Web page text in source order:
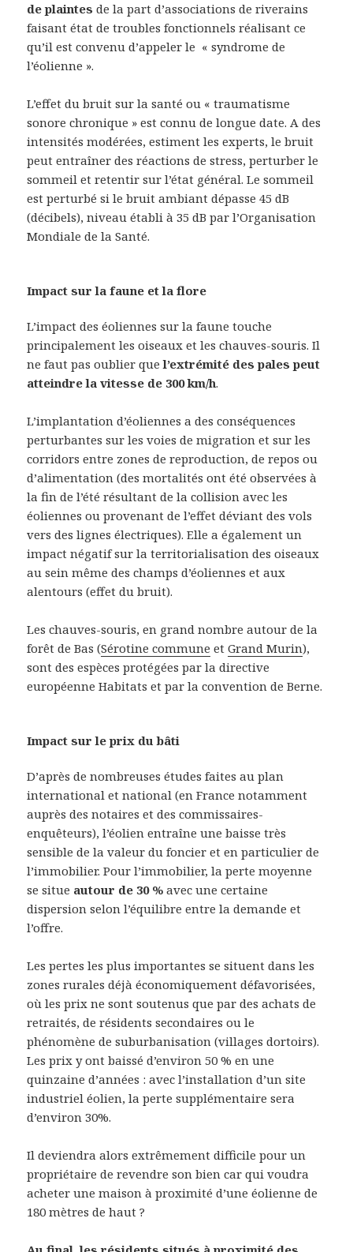
de plaintes de la part d’associations de riverains
faisant état de troubles fonctionnels réalisant ce
qu’il est convenu d’appeler le « syndrome de
l’éolienne ».
L’effet du bruit sur la santé ou « traumatisme
sonore chronique » est connu de longue date. A des
intensités modérées, estiment les experts, le bruit
peut entraîner des réactions de stress, perturber le
sommeil et retentir sur l’état général. Le sommeil
est perturbé si le bruit ambiant dépasse 45 dB
(décibels), niveau établi à 35 dB par l’Organisation
Mondiale de la Santé.
Impact sur la faune et la flore
L’impact des éoliennes sur la faune touche
principalement les oiseaux et les chauves-souris. Il
ne faut pas oublier quel’extrémité des pales peut
atteindre la vitesse de 300 km/h.
L’implantation d’éoliennes a des conséquences
perturbantes sur les voies de migration et sur les
corridors entre zones de reproduction, de repos ou
d’alimentation (des mortalités ont été observées à
la fin de l’été résultant de la collision avec les
éoliennes ou provenant de l’effet déviant des vols
vers des lignes électriques). Elle a également un
impact négatif sur la territorialisation des oiseaux
au sein même des champs d’éoliennes et aux
alentours (effet du bruit).
Les chauves-souris, en grand nombre autour de la
forêt de Bas (Sérotine commune etGrand Murin),
sont des espèces protégées par la directive
européenne Habitats et par la convention de Berne.
Impact sur le prix du bâti
D’après de nombreuses études faites au plan
international et national (en France notamment
auprès des notaires et des commissaires-
enquêteurs), l’éolien entraîne une baisse très
sensible de la valeur du foncier et en particulier de
l’immobilier. Pour l’immobilier, la perte moyenne
se situe autour de 30 % avec une certaine
dispersion selon l’équilibre entre la demande et
l’offre.
Les pertes les plus importantes se situent dans les
zones rurales déjà économiquement défavorisées,
où les prix ne sont soutenus que par des achats de
retraités, de résidents secondaires ou le
phénomène de suburbanisation (villages dortoirs).
Les prix y ont baissé d’environ 50 % en une
quinzaine d’années : avec l’installation d’un site
industriel éolien, la perte supplémentaire sera
d’environ 30%.
Il deviendra alors extrêmement difficile pour un
propriétaire de revendre son bien car qui voudra
acheter une maison à proximité d’une éolienne de
180 mètres de haut ?